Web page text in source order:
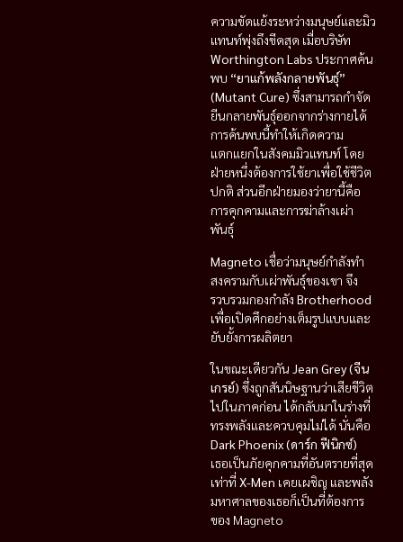
ความขัดแย้งระหว่างมนุษย์และมิว
แทนท์พุ่งถึงขีดสุด เมื่อบริษัท
Worthington Labs ประกาศค้น
พบ “ยาแก้พลังกลายพันธุ์”
(Mutant Cure) ซึ่งสามารถกำจัด
ยีนกลายพันธุ์ออกจากร่างกายได้
การค้นพบนี้ทำให้เกิดความ
แตกแยกในสังคมมิวแทนท์ โดย
ฝ่ายหนึ่งต้องการใช้ยาเพื่อใช้ชีวิต
ปกติ ส่วนอีกฝ่ายมองว่ายานี้คือ
การคุกคามและการฆ่าล้างเผ่า
พันธุ์
Magneto เชื่อว่ามนุษย์กำลังทำ
สงครามกับเผ่าพันธุ์ของเขา จึง
รวบรวมกองกำลัง Brotherhood
เพื่อเปิดศึกอย่างเต็มรูปแบบและ
ยับยั้งการผลิตยา
ในขณะเดียวกัน Jean Grey (จีน
เกรย์) ซึ่งถูกสันนิษฐานว่าเสียชีวิต
ไปในภาคก่อน ได้กลับมาในร่างที่
ทรงพลังและควบคุมไม่ได้ นั่นคือ
Dark Phoenix (ดาร์ก ฟีนิกซ์)
เธอเป็นภัยคุกคามที่อันตรายที่สุด
เท่าที่ X-Men เคยเผชิญ และพลัง
มหาศาลของเธอก็เป็นที่ต้องการ
ของ Magneto